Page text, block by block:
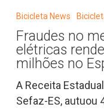
de
bikes
elétricas
rendem
multas
Bicicleta News
Fraudes no
elétricas
milhões no
A Receita
Sefaz-ES, autuou